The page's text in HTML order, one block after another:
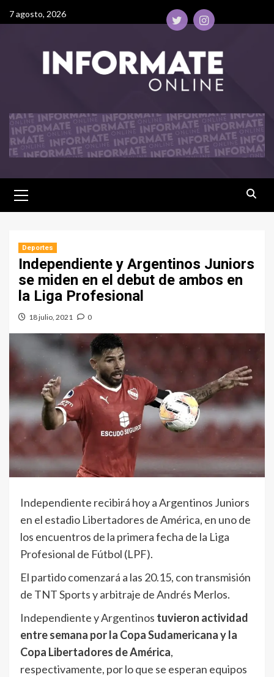
7 agosto, 2026
Deportes
Independiente y Argentinos Juniors
se miden en el debut de ambos en
la Liga Profesional
18 julio, 2021 0
Independiente recibirá hoy a Argentinos Juniors
en el estadio Libertadores de América, en uno de
los encuentros de la primera fecha de la Liga
Profesional de Fútbol (LPF).
El partido comenzará a las 20.15, con transmisión
de TNT Sports y arbitraje de Andrés Merlos.
Independiente y Argentinos tuvieron actividad
entre semana por la Copa Sudamericana y la
Copa Libertadores de América,
respectivamente, por lo que se esperan equipos